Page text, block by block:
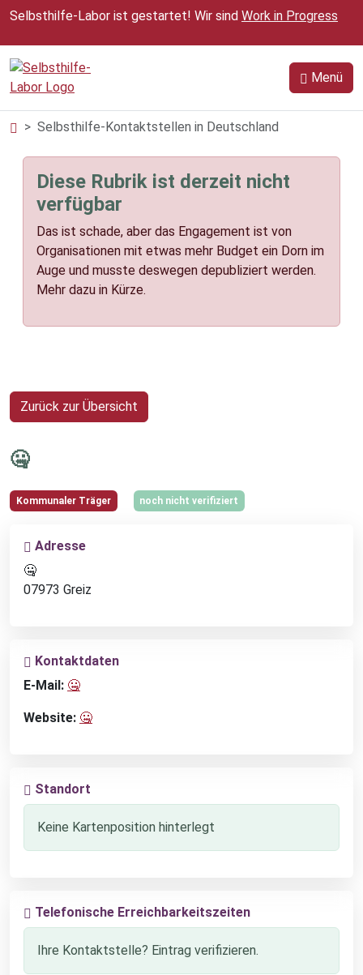
Zum Inhalt springen
Selbsthilfe-Labor ist gestartet! Wir sind Work in Progress
Menü
Selbsthilfe-Kontaktstellen in Deutschland
Diese Rubrik ist derzeit nicht
verfügbar
Das ist schade, aber das Engagement ist von
Organisationen mit etwas mehr Budget ein Dorn im
Auge und musste deswegen depubliziert werden.
Mehr dazu in Kürze.
Zurück zur Übersicht
🤐
Kommunaler Träger noch nicht verifiziert
Adresse
🤐
07973 Greiz
Kontaktdaten
E-Mail: 🤐
Website: 🤐
Standort
Keine Kartenposition hinterlegt
Telefonische Erreichbarkeitszeiten
Ihre Kontaktstelle? Eintrag verifizieren.